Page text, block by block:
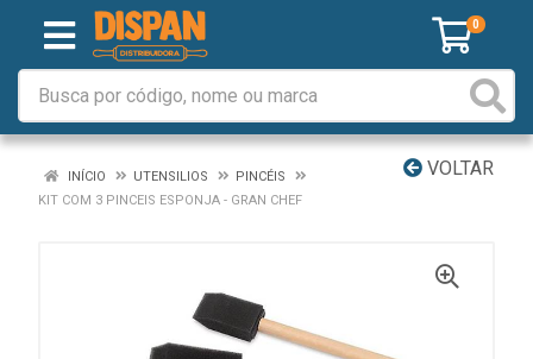
0
VOLTAR
INÍCIO UTENSILIOS
PINCÉIS
KIT COM 3 PINCEIS ESPONJA - GRAN CHEF